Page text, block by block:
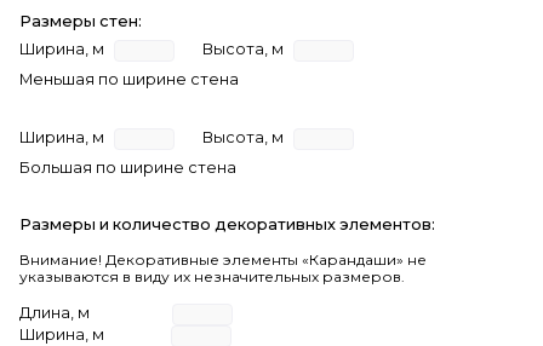
Размеры стен:
Ширина, м
Высота, м
Меньшая по ширине стена
Ширина, м
Высота, м
Большая по ширине стена
Размеры и количество декоративных элементов:
Внимание! Декоративные элементы «Карандаши» не
указываются в виду их незначительных размеров.
Длина, м
Ширина, м